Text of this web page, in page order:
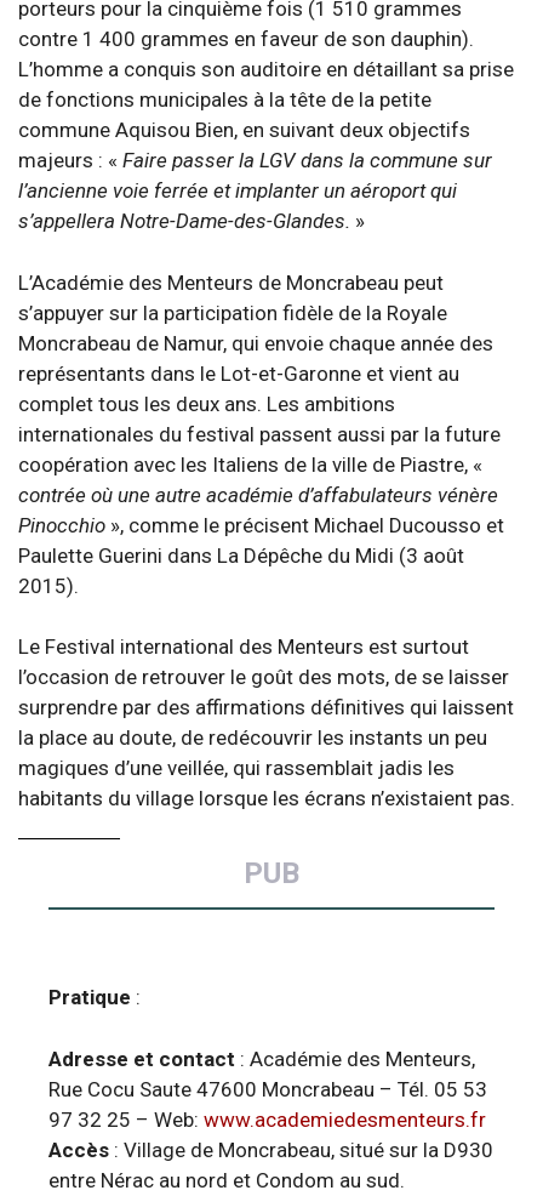
porteurs pour la cinquième fois (1 510 grammes
contre 1 400 grammes en faveur de son dauphin).
L’homme a conquis son auditoire en détaillant sa prise
de fonctions municipales à la tête de la petite
commune Aquisou Bien, en suivant deux objectifs
majeurs : « Faire passer la LGV dans la commune sur
l’ancienne voie ferrée et implanter un aéroport qui
s’appellera Notre-Dame-des-Glandes. »
L’Académie des Menteurs de Moncrabeau peut
s’appuyer sur la participation fidèle de la Royale
Moncrabeau de Namur, qui envoie chaque année des
représentants dans le Lot-et-Garonne et vient au
complet tous les deux ans. Les ambitions
internationales du festival passent aussi par la future
coopération avec les Italiens de la ville de Piastre, «
contrée où une autre académie d’affabulateurs vénère
Pinocchio », comme le précisent Michael Ducousso et
Paulette Guerini dans La Dépêche du Midi (3 août
2015).
Le Festival international des Menteurs est surtout
l’occasion de retrouver le goût des mots, de se laisser
surprendre par des affirmations définitives qui laissent
la place au doute, de redécouvrir les instants un peu
magiques d’une veillée, qui rassemblait jadis les
habitants du village lorsque les écrans n’existaient pas.
PUB
Pratique :
Adresse et contact : Académie des Menteurs,
Rue Cocu Saute 47600 Moncrabeau – Tél. 05 53
97 32 25 – Web: www.academiedesmenteurs.fr
Accès : Village de Moncrabeau, situé sur la D930
entre Nérac au nord et Condom au sud.